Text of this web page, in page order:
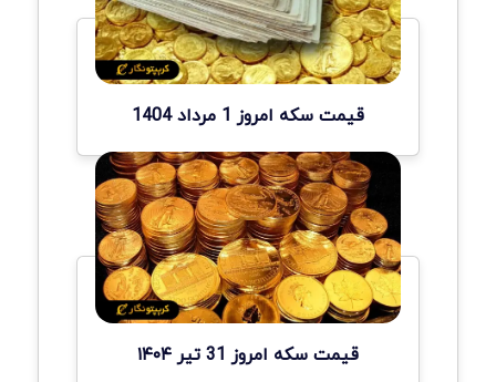
قیمت سکه امروز 1 مرداد 1404
قیمت سکه امروز 31 تیر ۱۴۰۴